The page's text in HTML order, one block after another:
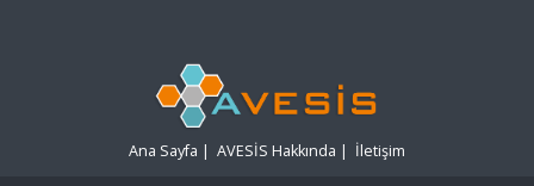
Ana Sayfa | AVESİS Hakkında | İletişim